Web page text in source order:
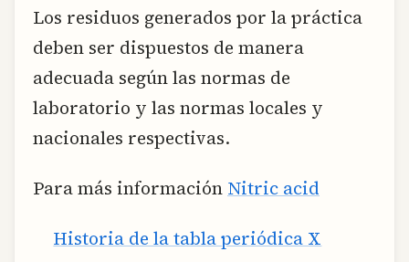
Los residuos generados por la práctica
deben ser dispuestos de manera
adecuada según las normas de
laboratorio y las normas locales y
nacionales respectivas.
Para más información Nitric acid
Historia de la tabla periódica X